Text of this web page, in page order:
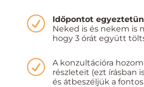
R Időpontot
Neked is és nekem is
hogy 3 órát együtt
R
A konzultációra
részleteit (ezt írásban
és átbeszéljük a